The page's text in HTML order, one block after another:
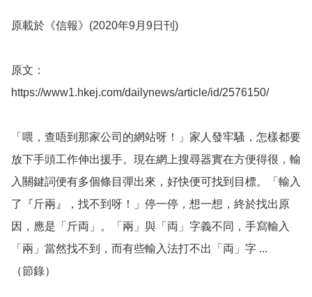
原載於《信報》(2020年9月9日刊)
原文：
https://www1.hkej.com/dailynews/article/id/2576150/
「喂，查唔到那家公司的網站呀！」家人發牢騷，怎樣都要
放下手頭工作伸出援手。現在網上搜尋器實在方便得很，輸
入關鍵詞便有多個條目彈出來，好快便可找到目標。「輸入
了『斤兩』，找不到呀！」停一停，想一想，終於找出原
因，應是「斤両」。「兩」與「両」字義不同，手寫輸入
「兩」當然找不到，而有些輸入法打不出「両」字 ...
（節錄）